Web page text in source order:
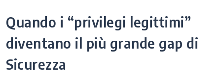
Quando i “privilegi legittimi”
diventano il più grande gap di
Sicurezza